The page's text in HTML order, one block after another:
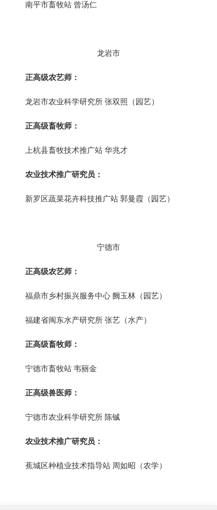
南平市畜牧站 曾汤仁
龙岩市
正高级农艺师：
龙岩市农业科学研究所 张双照（园艺）
正高级畜牧师：
上杭县畜牧技术推广站 华兆才
农业技术推广研究员：
新罗区蔬菜花卉科技推广站 郭曼霞（园艺）
宁德市
正高级农艺师：
福鼎市乡村振兴服务中心 阙玉林（园艺）
福建省闽东水产研究所 张艺（水产）
正高级畜牧师：
宁德市畜牧站 韦丽金
正高级兽医师：
宁德市农业科学研究所 陈铖
农业技术推广研究员：
蕉城区种植业技术指导站 周如昭（农学）